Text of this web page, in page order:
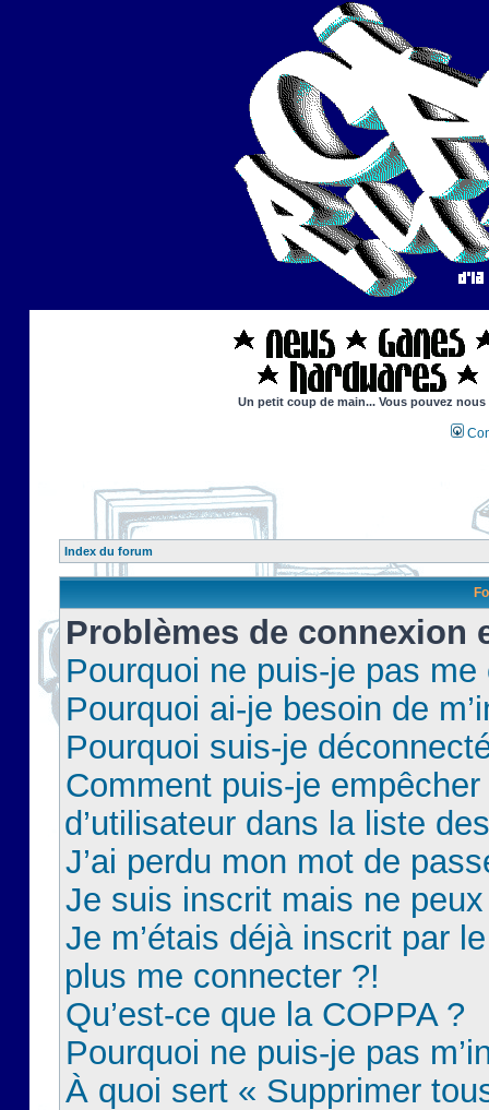
Un petit coup de main... Vous pouvez
Index du forum
Problèmes de connexion
Pourquoi ne puis-je pas
Pourquoi ai-je besoin de
Pourquoi suis-je
Comment puis-je
d’utilisateur dans la liste
J’ai perdu mon mot de
Je suis inscrit mais ne
Je m’étais déjà inscrit par
plus me connecter ?!
Qu’est-ce que la COPPA ?
Pourquoi ne puis-je pas
À quoi sert « Supprimer